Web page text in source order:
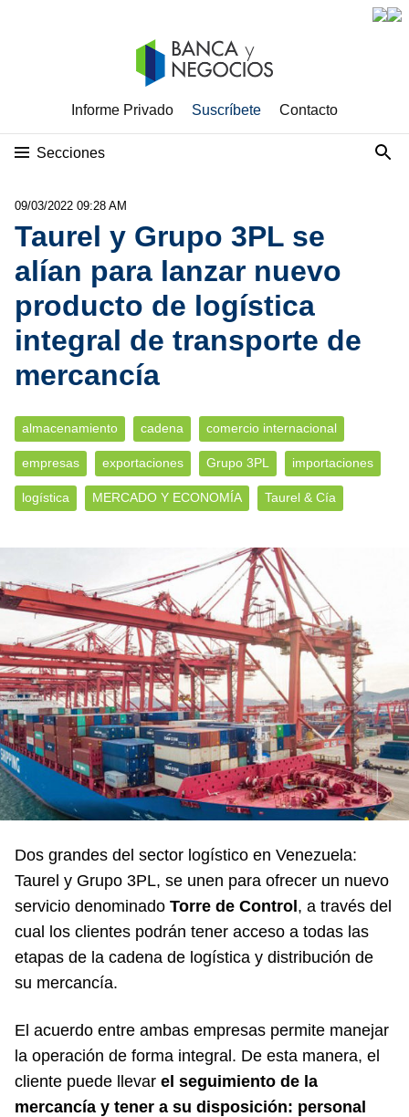
Informe Privado Suscríbete Contacto
Secciones
09/03/2022 09:28 AM
Taurel y Grupo 3PL se
alían para lanzar nuevo
producto de logística
integral de transporte de
mercancía
almacenamiento cadena comercio internacional
empresas exportaciones Grupo 3PL importaciones
logística MERCADO Y ECONOMÍA Taurel & Cía
Dos grandes del sector logístico en Venezuela:
Taurel y Grupo 3PL, se unen para ofrecer un nuevo
servicio denominado Torre de Control, a través del
cual los clientes podrán tener acceso a todas las
etapas de la cadena de logística y distribución de
su mercancía.
El acuerdo entre ambas empresas permite manejar
la operación de forma integral. De esta manera, el
cliente puede llevar el seguimiento de la
mercancía y tener a su disposición: personal